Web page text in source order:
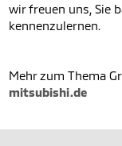
wir freuen uns, Sie
kennenzulernen.
Mehr zum Thema
mitsubishi.de